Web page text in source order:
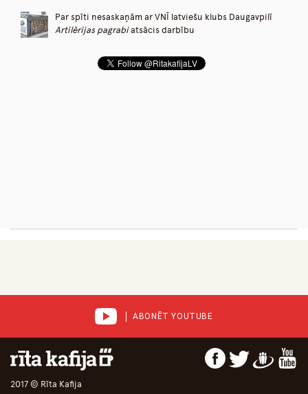
Par spīti nesaskaņām ar VNĪ latviešu klubs Daugavpilī
Artilērijas pagrabiatsācis darbību
ABONĒT YOUTUBE
2017 © Rīta Kafija